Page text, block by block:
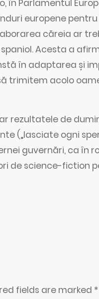
în Parlamentul
europene pentru
căreia ar
Acesta a
în adaptarea și
trimitem acolo
rezultatele de
(„lasciate ogni
guvernări, ca în
de science-fiction
fields are marked *